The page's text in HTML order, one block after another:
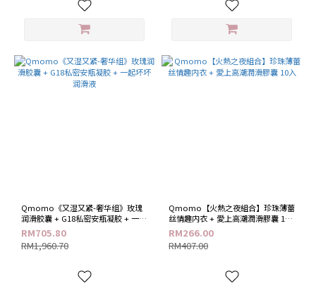
Qmomo《又湿又紧-奢华组》玫瑰
润滑胶囊 + G18私密安瓶凝胶 + 一起
坏坏润滑液
RM705.80
RM1,960.70
Qmomo【火熱之夜組合】珍珠薄蕾
丝情趣内衣 + 愛上高潮潤滑膠囊 10
入
RM266.00
RM407.00